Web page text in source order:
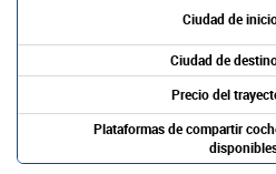
Ciudad de
Ciudad de
Precio del
Plataformas de compartir